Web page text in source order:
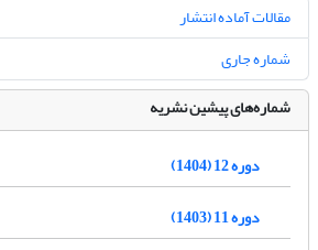
مقالات آماده انتشار
شماره جاری
شماره‌های پیشین نشریه
دوره 12 (1404)
دوره 11 (1403)